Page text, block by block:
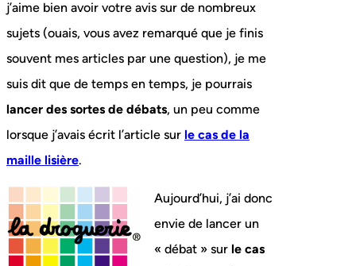
j’aime bien avoir votre avis sur de nombreux
sujets (ouais, vous avez remarqué que je finis
souvent mes articles par une question), je me
suis dit que de temps en temps, je pourrais
lancer des sortes de débats, un peu comme
lorsque j’avais écrit l’article sur le cas de la
maille lisière.
Aujourd’hui, j’ai donc
envie de lancer un
« débat » sur le cas